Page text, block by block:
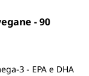
- 90
3 - EPA e DHA